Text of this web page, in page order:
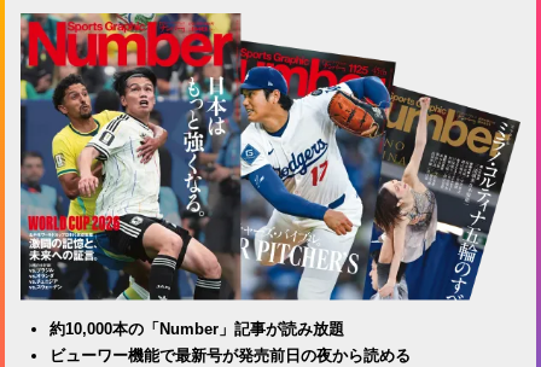
約10,000本の「Number」記事が読み放題
ビューワー機能で最新号が発売前日の夜から読める